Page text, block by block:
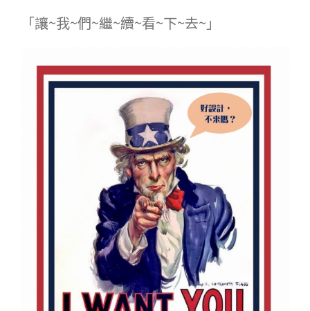
「讓~我~們~繼~續~看~下~去~」